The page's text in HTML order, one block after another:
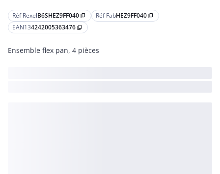
Réf RexelB6SHEZ9FF040 content_copy Réf FabHEZ9FF040 content_copy
EAN134242005363476 content_copy
Ensemble flex pan, 4 pièces